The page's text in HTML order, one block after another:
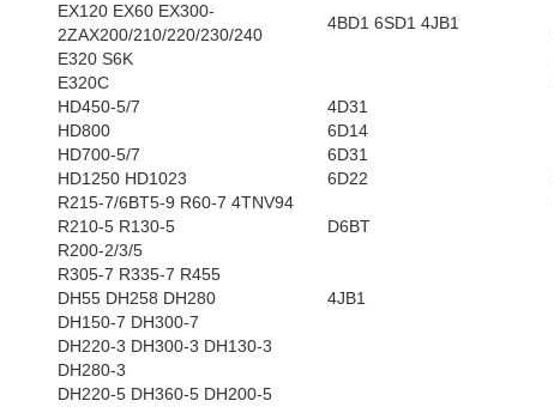
EX120 EX60 EX300-
2ZAX200/210/220/230/240
4BD1 6SD1 4JB1
E320 S6K
E320C
HD450-5/7
4D31
HD800
6D14
HD700-5/7
6D31
HD1250 HD1023
6D22
R215-7/6BT5-9 R60-7 4TNV94
R210-5 R130-5
D6BT
R200-2/3/5
R305-7 R335-7 R455
DH55 DH258 DH280
4JB1
DH150-7 DH300-7
DH220-3 DH300-3 DH130-3
DH280-3
DH220-5 DH360-5 DH200-5